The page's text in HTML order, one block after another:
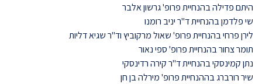
היתם פדילה בהנחיית פרופ' גרשון אלבר
שי פלדמן בהנחיית ד"ר יניב רומנו
לירן פרחי בהנחיית פרופ' שאול מרקוביץ וד"ר שגיא דליות
תומר צחור בהנחיית פרופ' ספי נאור
נתן קמינסקי בהנחיית ד"ר קירה רדינסקי
שיר רורברג בההנחיית פרופ' מירלה בן חן